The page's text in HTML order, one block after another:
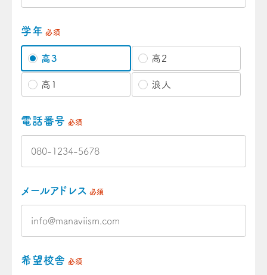
学年 必須
高3 高2
高1 浪人
電話番号 必須
メールアドレス 必須
希望校舎 必須